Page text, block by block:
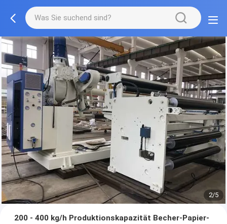
2/5
200 - 400 kg/h Produktionskapazität Becher-Papier-